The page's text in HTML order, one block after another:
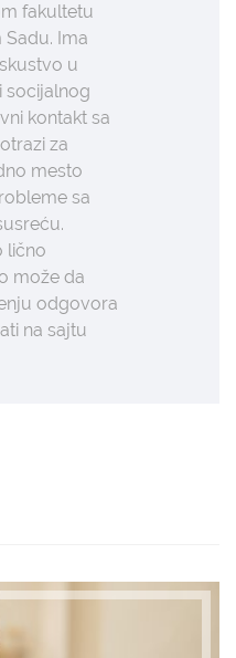
fakultetu
Ima
u
socijalnog
kontakt sa
za
mesto
sa
lično
može da
odgovora
na sajtu